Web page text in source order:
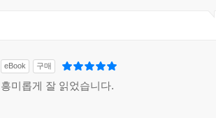
eBook 구매
흥미롭게 잘 읽었습니다.